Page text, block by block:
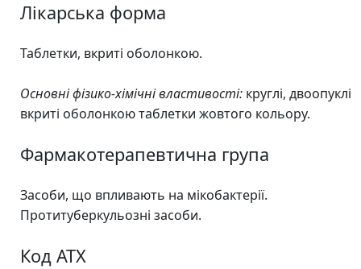
Лікарська форма
Таблетки, вкриті оболонкою.
Основні фізико-хімічні властивості: круглі, двоопуклі
вкриті оболонкою таблетки жовтого кольору.
Фармакотерапевтична група
Засоби, що впливають на мікобактерії.
Протитуберкульозні засоби.
Код АТX